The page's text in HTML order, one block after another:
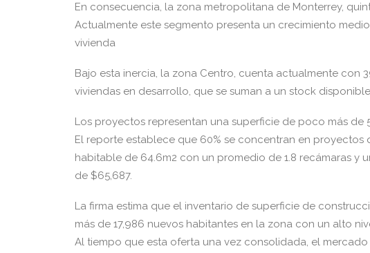
En consecuencia, la zona metropolitana de Monterrey,
Actualmente este segmento presenta un crecimiento
vivienda
Bajo esta inercia, la zona Centro, cuenta actualmente con
viviendas en desarrollo, que se suman a un stock
Los proyectos representan una superficie de poco más
El reporte establece que 60% se concentran en proyectos
habitable de 64.6m2 con un promedio de 1.8 recámaras
de $65,687.
La firma estima que el inventario de superficie de
más de 17,986 nuevos habitantes en la zona con un alto
Al tiempo que esta oferta una vez consolidada, el